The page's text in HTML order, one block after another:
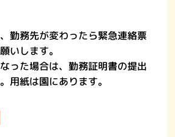
勤務先が変わったら緊急連絡票
いします。
った場合は、勤務証明書の提出
用紙は園にあります。